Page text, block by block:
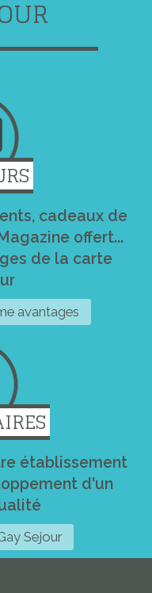
cadeaux de
offert...
de la carte
avantages
établissement
d'un
Sejour